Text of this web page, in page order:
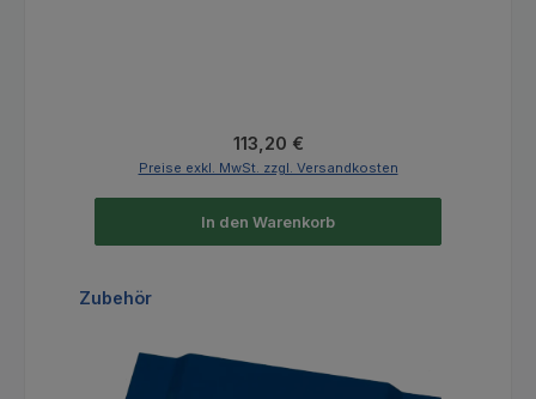
Regulärer Preis:
113,20 €
Preise exkl. MwSt. zzgl. Versandkosten
In den Warenkorb
Produktgalerie überspringen
Zubehör